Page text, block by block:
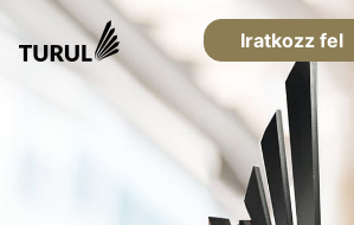
Iratkozz fel